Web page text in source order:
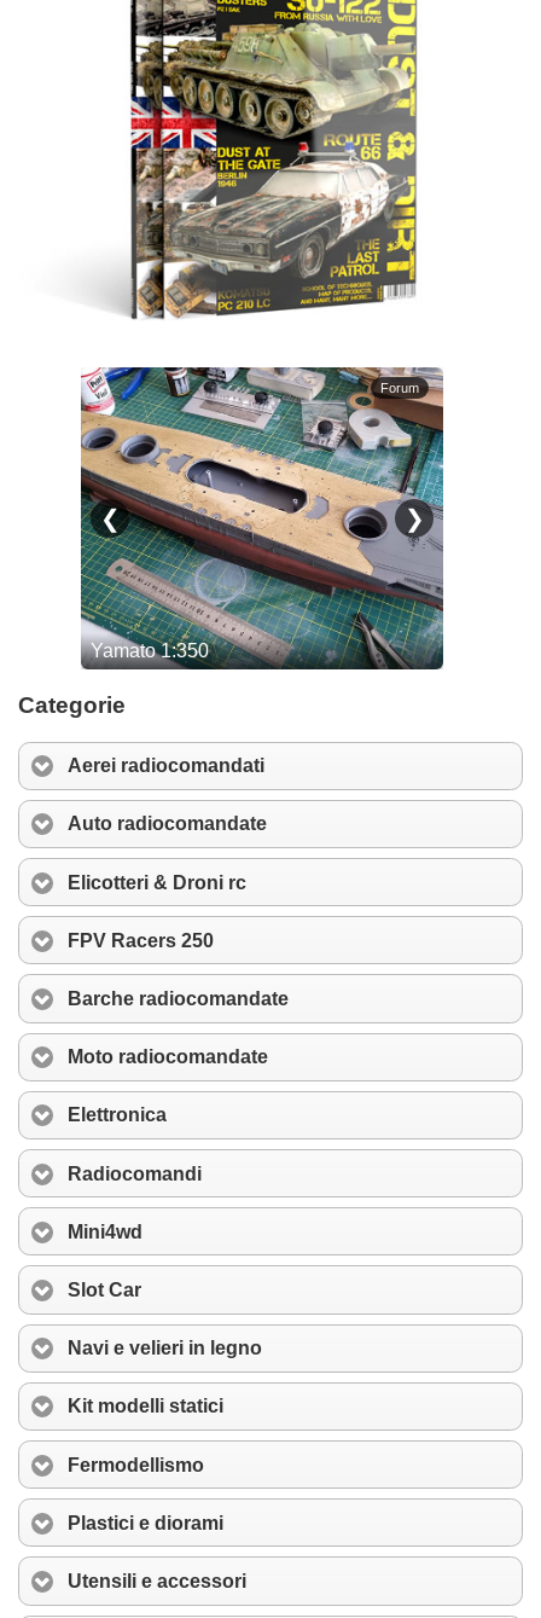
Categorie
Aerei radiocomandati
Auto radiocomandate
Elicotteri & Droni rc
FPV Racers 250
Barche radiocomandate
Moto radiocomandate
Elettronica
Radiocomandi
Mini4wd
Slot Car
Navi e velieri in legno
Kit modelli statici
Fermodellismo
Plastici e diorami
Utensili e accessori